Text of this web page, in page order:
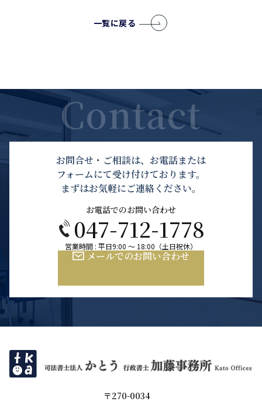
一覧に戻る
お問合せ・ご相談は、お電話または
フォームにて受け付けております。
まずはお気軽にご連絡ください。
お電話でのお問い合わせ
047-712-1778
営業時間 : 平日9:00 ～ 18:00（土日祝休）
メールでのお問い合わせ
〒270-0034